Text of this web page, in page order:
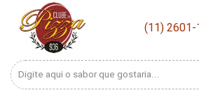
(11) 2601-
Search